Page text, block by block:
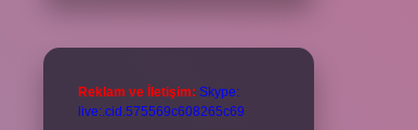
Reklam ve İletişim: Skype:
live:.cid.575569c608265c69